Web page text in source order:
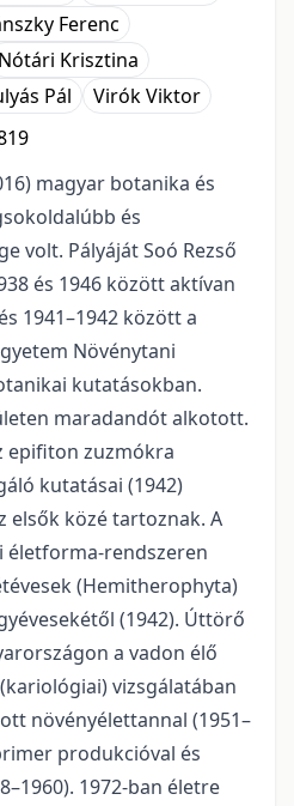
Ferenc
Nótári Krisztina
Pál Virók Viktor
magyar botanika és
és
volt. Pályáját Soó Rezső
és 1946 között aktívan
1941–1942 között a
Növénytani
kutatásokban.
maradandót alkotott.
epifiton zuzmókra
kutatásai (1942)
elsők közé tartoznak. A
életforma-rendszeren
(Hemitherophyta)
(1942). Úttörő
a vadon élő
vizsgálatában
növényélettannal (1951–
produkcióval és
1972-ban életre